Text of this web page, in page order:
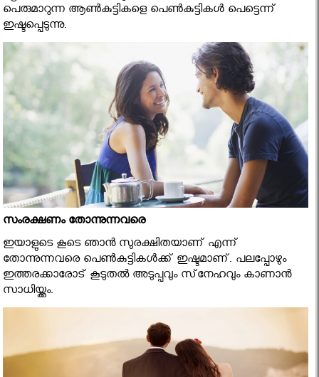
പെരുമാറുന്ന ആണ്‍കുട്ടികളെ പെണ്‍കുട്ടികള്‍ പെട്ടെന്ന്
ഇഷ്ടപ്പെടുന്നു.
സംരക്ഷണം തോന്നുന്നവരെ
ഇയാളുടെ കൂടെ ഞാന്‍ സുരക്ഷിതയാണ് എന്ന്
തോന്നുന്നവരെ പെണ്‍കുട്ടികള്‍ക്ക് ഇഷ്ടമാണ്. പലപ്പോഴും
ഇത്തരക്കാരോട് കൂടുതല്‍ അടുപ്പവും സ്‌നേഹവും കാണാന്‍
സാധിയ്ക്കും.